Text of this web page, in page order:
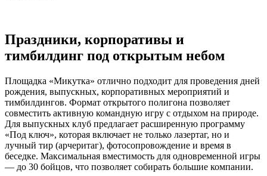
Праздники, корпоративы и
тимбилдинг под открытым небом
Площадка «Микутка» отлично подходит для проведения дней
рождения, выпускных, корпоративных мероприятий и
тимбилдингов. Формат открытого полигона позволяет
совместить активную командную игру с отдыхом на природе.
Для выпускных клуб предлагает расширенную программу
«Под ключ», которая включает не только лазертаг, но и
лучный тир (арчеритаг), фотосопровождение и время в
беседке. Максимальная вместимость для одновременной игры
— до 30 бойцов, что позволяет собирать большие компании.